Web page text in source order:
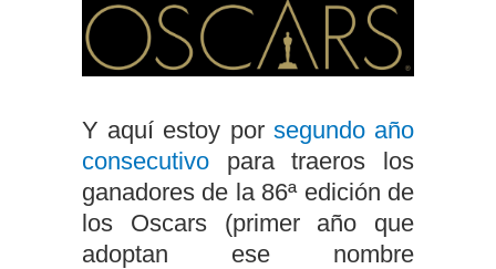
Y aquí estoy por segundo año
consecutivo para traeros los
ganadores de la 86ª edición de
los Oscars (primer año que
adoptan ese nombre